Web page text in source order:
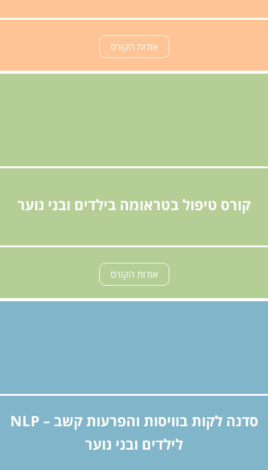
אודות הקורס
קורס טיפול בטראומה בילדים ובני נוער
אודות הקורס
סדנה לקות בוויסות והפרעות קשב – NLP
לילדים ובני נוער